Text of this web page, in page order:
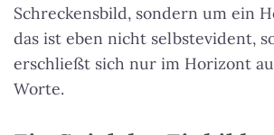
Schreckensbild, sondern um ein
das ist eben nicht selbstevident,
erschließt sich nur im Horizont
Worte.